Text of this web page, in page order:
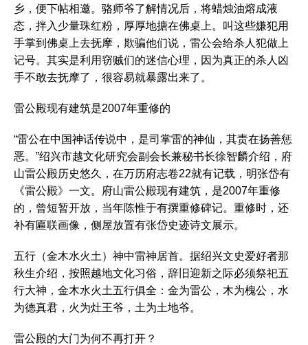
乡，便下帖相邀。骆师爷了解情况后，将蜡烛油熔成液
态，拌入少量珠红粉，厚厚地搪在佛桌上。叫这些嫌犯用
手掌到佛桌上去抚摩，欺骗他们说，雷公会给杀人犯做上
记号。其实是利用窃贼们的迷信心理，因为真正的杀人凶
手不敢去抚摩了，很容易就暴露出来了。
雷公殿现有建筑是2007年重修的
“雷公在中国神话传说中，是司掌雷的神仙，其责在扬善惩
恶。”绍兴市越文化研究会副会长兼秘书长徐智麟介绍，府
山雷公殿历史悠久，在万历府志卷22就有记载，明张岱有
《雷公殿》一文。府山雷公殿现有建筑，是2007年重修
的，曾短暂开放，当年陈惟于有撰重修碑记。重修时，还
补有匾联画像，侧屋放置有张岱史迹诗文展示。
五行（金木水火土）神中雷神居首。据绍兴文史爱好者那
秋生介绍，按照越地文化习俗，辞旧迎新之际必须祭祀五
行大神，金木水火土五行俱全：金为雷公，木为槐公，水
为德真君，火为灶王爷，土为土地爷。
雷公殿的大门为何不再打开？